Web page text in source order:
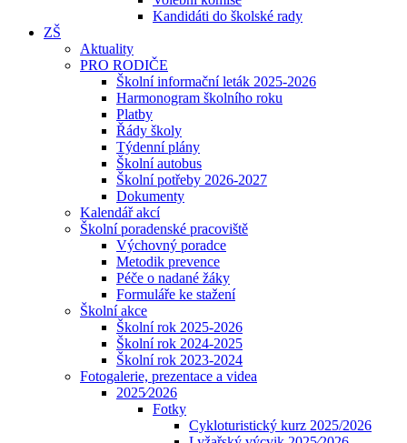
Kandidáti do školské rady
ZŠ
Aktuality
PRO RODIČE
Školní informační leták 2025-2026
Harmonogram školního roku
Platby
Řády školy
Týdenní plány
Školní autobus
Školní potřeby 2026-2027
Dokumenty
Kalendář akcí
Školní poradenské pracoviště
Výchovný poradce
Metodik prevence
Péče o nadané žáky
Formuláře ke stažení
Školní akce
Školní rok 2025-2026
Školní rok 2024-2025
Školní rok 2023-2024
Fotogalerie, prezentace a videa
2025⁄2026
Fotky
Cykloturistický kurz 2025/2026